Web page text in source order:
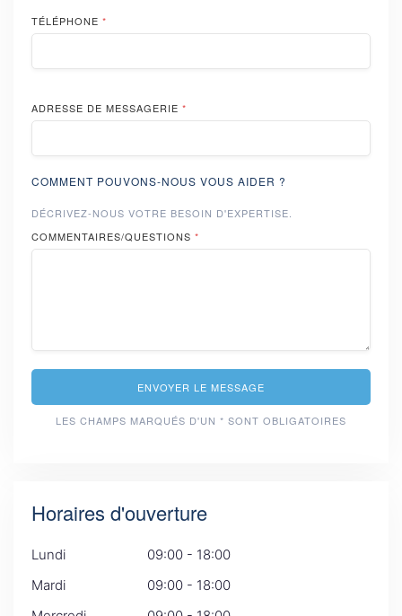
TÉLÉPHONE *
ADRESSE DE MESSAGERIE *
COMMENT POUVONS-NOUS VOUS AIDER ?
DÉCRIVEZ-NOUS VOTRE BESOIN D'EXPERTISE.
COMMENTAIRES/QUESTIONS *
ENVOYER LE MESSAGE
LES CHAMPS MARQUÉS D'UN * SONT OBLIGATOIRES
Horaires d'ouverture
Lundi
09:00 - 18:00
Mardi
09:00 - 18:00